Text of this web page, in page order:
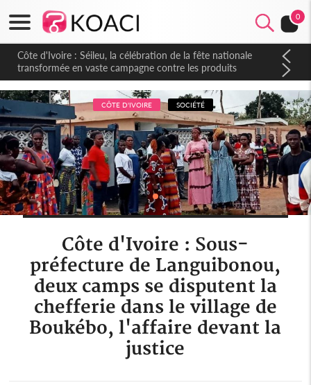
0
Côte d'Ivoire : Séileu, la célébration de la fête nationale
transformée en vaste campagne contre les produits
dépigmentants dangereux
CÔTE D'IVOIRE SOCIÉTÉ
Côte d'Ivoire : Sous-
préfecture de Languibonou,
deux camps se disputent la
chefferie dans le village de
Boukébo, l'affaire devant la
justice